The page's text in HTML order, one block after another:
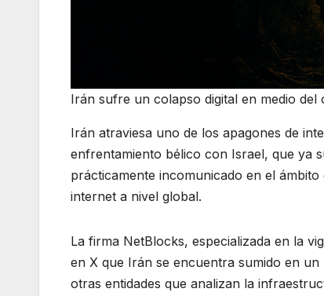
Irán sufre un colapso digital en medio
Irán atraviesa uno de los apagones de
enfrentamiento bélico con Israel, que ya
prácticamente incomunicado en el
internet a nivel global.
La firma NetBlocks, especializada en la
en X que Irán se encuentra sumido en
otras entidades que analizan la